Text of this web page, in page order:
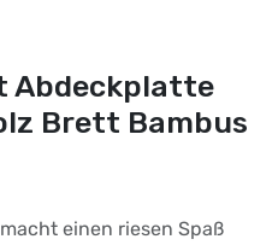
Abdeckplatte
Brett Bambus
einen riesen Spaß